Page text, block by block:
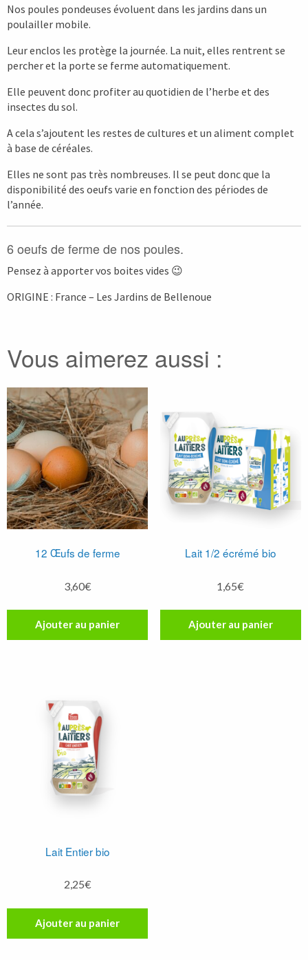
Nos poules pondeuses évoluent dans les jardins dans un
poulailler mobile.
Leur enclos les protège la journée. La nuit, elles rentrent se
percher et la porte se ferme automatiquement.
Elle peuvent donc profiter au quotidien de l’herbe et des
insectes du sol.
A cela s’ajoutent les restes de cultures et un aliment complet
à base de céréales.
Elles ne sont pas très nombreuses. Il se peut donc que la
disponibilité des oeufs varie en fonction des périodes de
l’année.
6 oeufs de ferme de nos poules.
Pensez à apporter vos boites vides 😉
ORIGINE : France – Les Jardins de Bellenoue
Vous aimerez aussi :
12 Œufs de ferme
3,60€
Ajouter au panier
Lait 1/2 écrémé bio
1,65€
Ajouter au panier
Lait Entier bio
2,25€
Ajouter au panier